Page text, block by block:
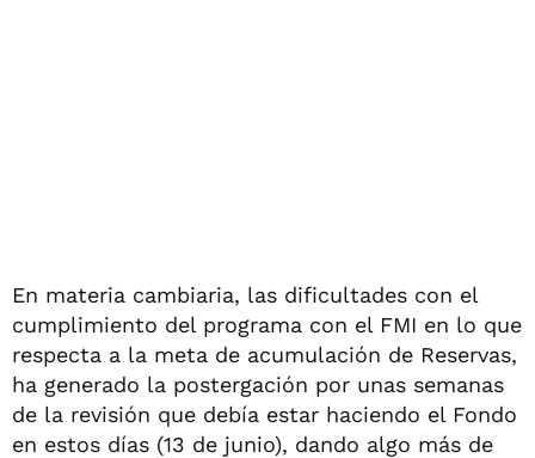
En materia cambiaria, las dificultades con el
cumplimiento del programa con el FMI en lo que
respecta a la meta de acumulación de Reservas,
ha generado la postergación por unas semanas
de la revisión que debía estar haciendo el Fondo
en estos días (13 de junio), dando algo más de